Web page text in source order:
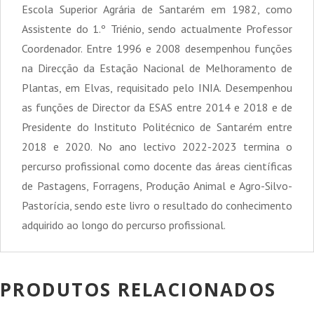
Escola Superior Agrária de Santarém em 1982, como
Assistente do 1.º Triénio, sendo actualmente Professor
Coordenador. Entre 1996 e 2008 desempenhou funções
na Direcção da Estação Nacional de Melhoramento de
Plantas, em Elvas, requisitado pelo INIA. Desempenhou
as funções de Director da ESAS entre 2014 e 2018 e de
Presidente do Instituto Politécnico de Santarém entre
2018 e 2020. No ano lectivo 2022-2023 termina o
percurso profissional como docente das áreas científicas
de Pastagens, Forragens, Produção Animal e Agro-Silvo-
Pastorícia, sendo este livro o resultado do conhecimento
adquirido ao longo do percurso profissional.
PRODUTOS RELACIONADOS